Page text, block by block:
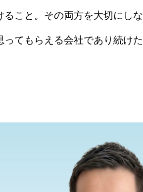
こと。その両方を大切にしな
てもらえる会社であり続けた